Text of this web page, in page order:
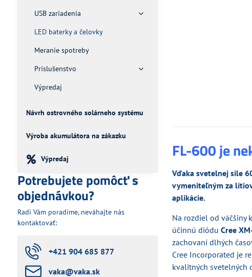
FL-600 je
Vďaka svetelnej sile
vymeniteľným za
aplikácie.
Na rozdiel od väčšiny
účinnú diódu Cree
zachovaní dlhých
Cree Incorporated je
kvalitných svetelných
USB zariadenia
LED baterky a čelovky
Meranie spotreby
Príslušenstvo
Výpredaj
Návrh ostrovného solárneho systému
Výroba akumulátora na zákazku
Výpredaj
Potrebujete pomôcť s
objednávkou?
Radi Vám poradíme, neváhajte nás
kontaktovať:
+421 904 685 877
vaka​@vaka​.sk